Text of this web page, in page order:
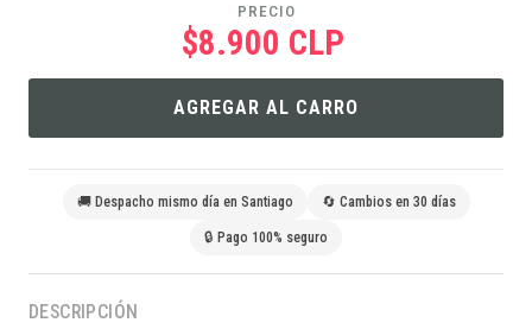
PRECIO
$8.900 CLP
AGREGAR AL CARRO
🚚 Despacho mismo día en Santiago 🔄 Cambios en 30 días
🔒 Pago 100% seguro
DESCRIPCIÓN